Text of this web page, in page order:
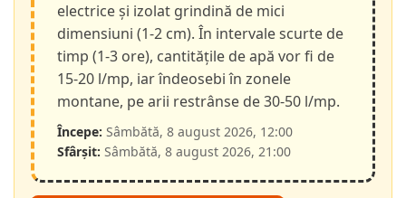
electrice și izolat grindină de mici
dimensiuni (1-2 cm). În intervale scurte de
timp (1-3 ore), cantitățile de apă vor fi de
15-20 l/mp, iar îndeosebi în zonele
montane, pe arii restrânse de 30-50 l/mp.
Începe: Sâmbătă, 8 august 2026, 12:00
Sfârșit: Sâmbătă, 8 august 2026, 21:00